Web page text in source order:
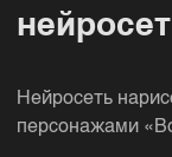
Нейросеть
персонажами